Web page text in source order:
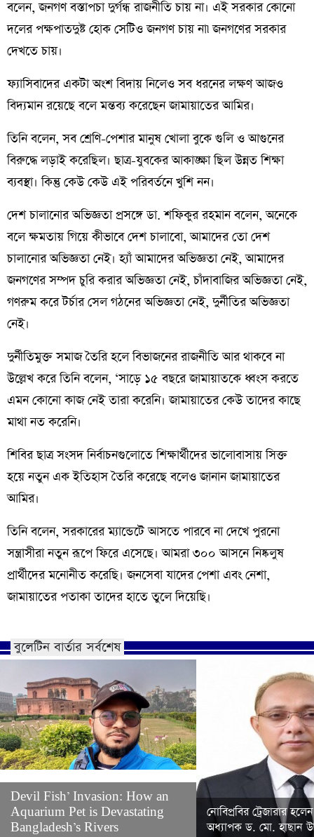
বলেন, জনগণ বস্তাপচা দুর্গন্ধ রাজনীতি চায় না। এই সরকার কোনো
দলের পক্ষপাতদুষ্ট হোক সেটিও জনগণ চায় না৷ জনগণের সরকার
দেখতে চায়।
ফ্যাসিবাদের একটা অংশ বিদায় নিলেও সব ধরনের লক্ষণ আজও
বিদ্যমান রয়েছে বলে মন্তব্য করেছেন জামায়াতের আমির।
তিনি বলেন, সব শ্রেণি-পেশার মানুষ খোলা বুকে গুলি ও আগুনের
বিরুদ্ধে লড়াই করেছিল। ছাত্র-যুবকের আকাঙ্ক্ষা ছিল উন্নত শিক্ষা
ব্যবস্থা। কিন্তু কেউ কেউ এই পরিবর্তনে খুশি নন।
দেশ চালানোর অভিজ্ঞতা প্রসঙ্গে ডা. শফিকুর রহমান বলেন, অনেকে
বলে ক্ষমতায় গিয়ে কীভাবে দেশ চালাবো, আমাদের তো দেশ
চালানোর অভিজ্ঞতা নেই। হ্যাঁ আমাদের অভিজ্ঞতা নেই, আমাদের
জনগণের সম্পদ চুরি করার অভিজ্ঞতা নেই, চাঁদাবাজির অভিজ্ঞতা নেই,
গণরুম করে টর্চার সেল গঠনের অভিজ্ঞতা নেই, দুর্নীতির অভিজ্ঞতা
নেই।
দুর্নীতিমুক্ত সমাজ তৈরি হলে বিভাজনের রাজনীতি আর থাকবে না
উল্লেখ করে তিনি বলেন, ‘সাড়ে ১৫ বছরে জামায়াতকে ধ্বংস করতে
এমন কোনো কাজ নেই তারা করেনি। জামায়াতের কেউ তাদের কাছে
মাথা নত করেনি।
শিবির ছাত্র সংসদ নির্বাচনগুলোতে শিক্ষার্থীদের ভালোবাসায় সিক্ত
হয়ে নতুন এক ইতিহাস তৈরি করেছে বলেও জানান জামায়াতের
আমির।
তিনি বলেন, সরকারের ম্যান্ডেটে আসতে পারবে না দেখে পুরনো
সন্ত্রাসীরা নতুন রূপে ফিরে এসেছে। আমরা ৩০০ আসনে নিষ্কলুষ
প্রার্থীদের মনোনীত করেছি। জনসেবা যাদের পেশা এবং নেশা,
জামায়াতের পতাকা তাদের হাতে তুলে দিয়েছি।
বুলেটিন বার্তার সর্বশেষ
Devil Fish’ Invasion: How an
Aquarium Pet is Devastating
Bangladesh’s Rivers
নোবিপ্রবির ট্রেজারার
অধ্যাপক ড. মো. হাছান